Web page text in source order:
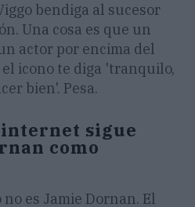
bendiga al sucesor
Una cosa es que un
actor por encima del
icono te diga 'tranquilo,
bien'. Pesa.
sigue
como
es Jamie Dornan. El